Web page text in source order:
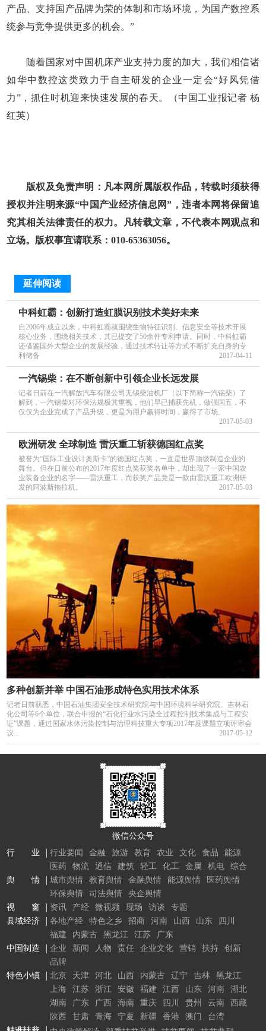
产品、支持国产品牌为荣的体制和市场环境，为国产数控系
统参与竞争提供更多的机会。”
随着国家对中国机床产业支持力度的加大，我们相信诸
如华中数控这类致力于自主研发的企业一定会“好风凭借
力”，抓住时机迎来快速发展的春天。（中国工业报记者 杨
红英）
版权及免责声明：凡本网所属版权作品，转载时须获得
授权并注明来源“中国产业经济信息网”，违者本网将保留追
究其相关法律责任的权力。凡转载文章，不代表本网观点和
立场。版权事宜请联系：010-65363056。
延伸阅读
中科虹霸：创新打造虹膜识别技术美好未来
自2006年成立以来，中科虹霸就围绕生物特征识别、信息安全等技术开展
核心业务，围绕相关技术，其已提交了50余件专利申请。同时，中科虹霸
还借鉴国外大型企业的发展经验，通过技术转让等方式不断扩充自身的专
利储备
2017-04-11
一汽锡柴：在不断创新中引领企业长远发展
记者日前在一汽解放汽车有限公司无锡柴油机厂（以下简称一汽锡柴）了
解到，一汽锡柴对环保法规极其重视，他们早已捕获先机，做强国五，不
仅仅为企业完成了产品升级，更是为用户赢得时间，赢得了市场。
2017-05-03
欧洲研发 全球制造 雷沃重工斩获德国红点奖
被誉为“国际工业设计奥斯卡”的德国红点奖，一直是世界顶级制造企业的
舞台。但在日前公布的2017年度红点奖获奖名单中，却出现了一家中国农
业装备企业的名字——雷沃重工，而获奖产品竟是一款由雷沃重工欧洲研
发的阿波斯拖拉机。
2017-05-03
多种创新并举 中国石油形成特色实用技术体系
记者日前获悉，中国石油集团安全技术研究院与中国环境科学研究院、吉林石
化公司等6个单位，联合申报的“石化行业水污染全过程控制技术集成与工程实
证”课题，通过国家水体污染控制与治理科技重大专项2017年度课题立项评审会
议...
2017-05-12
微信公众号
行 业
行业要闻 金融 旅游 教育 农业 文化 食品
能源
医药
物流 通信 建筑 轻工 化工 金属 机电
综合
舆 情
城市舆情 教育舆情 金融舆情 能源舆情
医药舆情
环保舆情
司法舆情
央企舆情
视 窗
资讯 产经 微视频 现场 访谈
专题
县域经济
各地产经 特色之乡 招商 河南 山西 山东
四川
福建
内蒙古 黑龙江 江苏
广东
中国制造
企业 新闻 人物 责任 企业文化 营销 扶持
创新
品牌
特色小镇
北京 天津 河北 山西 内蒙古 辽宁 吉林
黑龙江
上海
江苏 浙江 安徽 福建 江西 山东 河南
湖北
湖南
广东 广西 海南 重庆 四川 贵州 云南
西藏
陕西
甘肃 青海 宁夏 新疆 香港 澳门
台湾